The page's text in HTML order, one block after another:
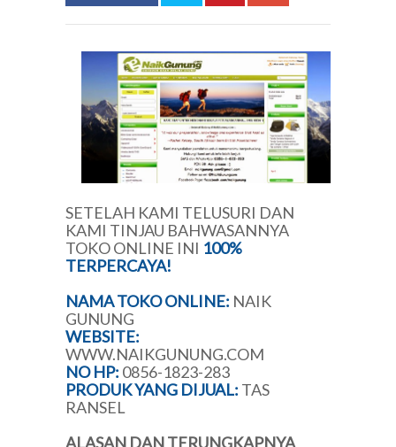
SETELAH KAMI TELUSURI DAN
KAMI TINJAU BAHWASANNYA
TOKO ONLINE INI 100%
TERPERCAYA!
NAMA TOKO ONLINE: NAIK
GUNUNG
WEBSITE:
WWW.NAIKGUNUNG.COM
NO HP: 0856-1823-283
PRODUK YANG DIJUAL: TAS
RANSEL
ALASAN DAN TERUNGKAPNYA